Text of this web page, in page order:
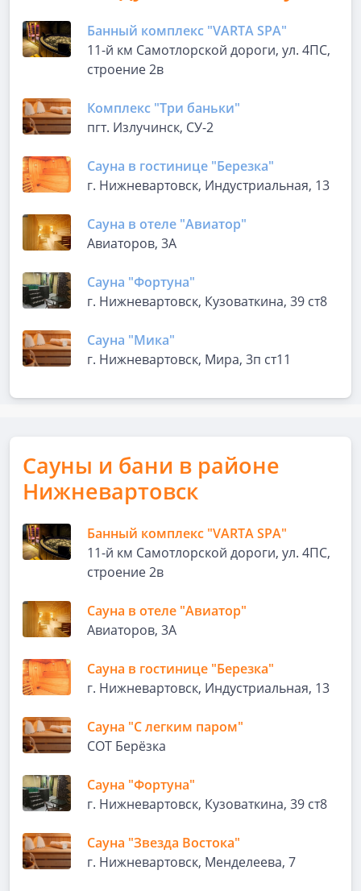
Банный комплекс "VARTA SPA"
11-й км Самотлорской дороги, ул. 4ПС,
строение 2в
Комплекс "Три баньки"
пгт. Излучинск, СУ-2
Сауна в гостинице "Березка"
г. Нижневартовск, Индустриальная, 13
Сауна в отеле "Авиатор"
Авиаторов, 3А
Сауна "Фортуна"
г. Нижневартовск, Кузоваткина, 39 ст8
Сауна "Мика"
г. Нижневартовск, Мира, 3п ст11
Сауны и бани в районе
Нижневартовск
Банный комплекс "VARTA SPA"
11-й км Самотлорской дороги, ул. 4ПС,
строение 2в
Сауна в отеле "Авиатор"
Авиаторов, 3А
Сауна в гостинице "Березка"
г. Нижневартовск, Индустриальная, 13
Сауна "С легким паром"
СОТ Берёзка
Сауна "Фортуна"
г. Нижневартовск, Кузоваткина, 39 ст8
Сауна "Звезда Востока"
г. Нижневартовск, Менделеева, 7